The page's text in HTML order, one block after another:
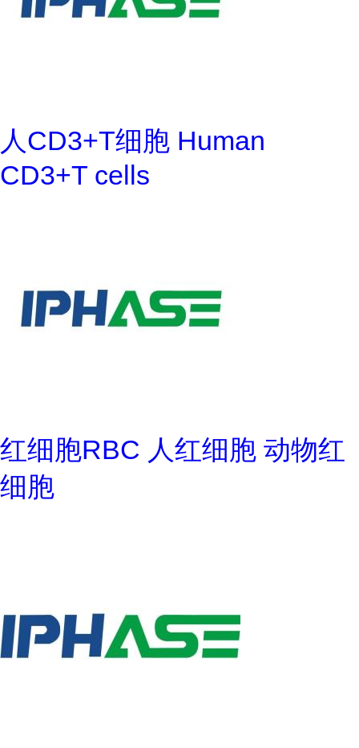
人CD3+T细胞 Human
CD3+T cells
红细胞RBC 人红细胞 动物红
细胞